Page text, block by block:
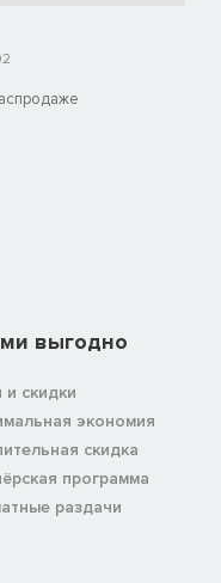
выгодно
и скидки
экономия
скидка
программа
раздачи